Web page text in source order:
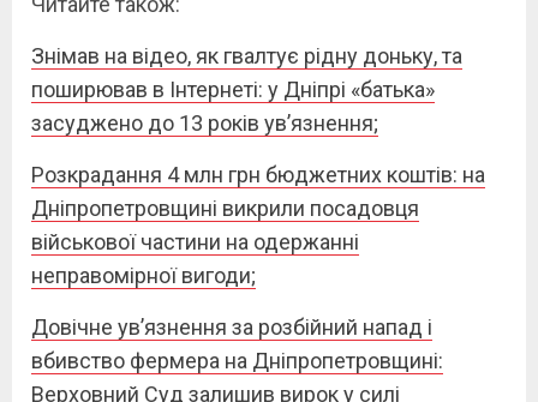
Знімав на відео, як гвалтує рідну доньку, та
поширював в Інтернеті: у Дніпрі «батька»
засуджено до 13 років ув’язнення;
Розкрадання 4 млн грн бюджетних коштів: на
Дніпропетровщині викрили посадовця
військової частини на одержанні
неправомірної вигоди;
Довічне ув’язнення за розбійний напад і
вбивство фермера на Дніпропетровщині:
Верховний Суд залишив вирок у силі